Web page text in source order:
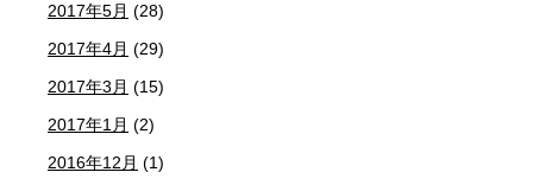
2017年5月 (28)
2017年4月 (29)
2017年3月 (15)
2017年1月 (2)
2016年12月 (1)